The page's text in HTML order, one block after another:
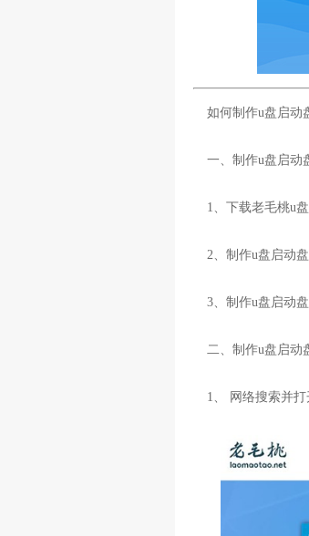
如何制作u盘启动
一、制作u盘启动
1、下载老毛桃u
2、制作u盘启动
3、制作u盘启动
二、制作u盘启动
1、 网络搜索并